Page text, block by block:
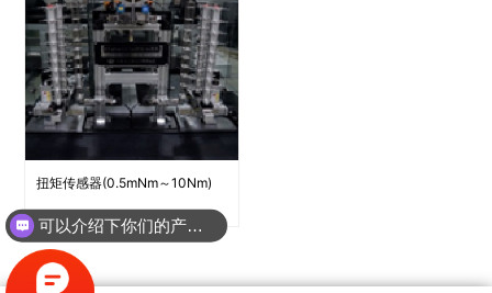
扭矩传感器(0.5mNm～10Nm)
可以介绍下你们的产品么？